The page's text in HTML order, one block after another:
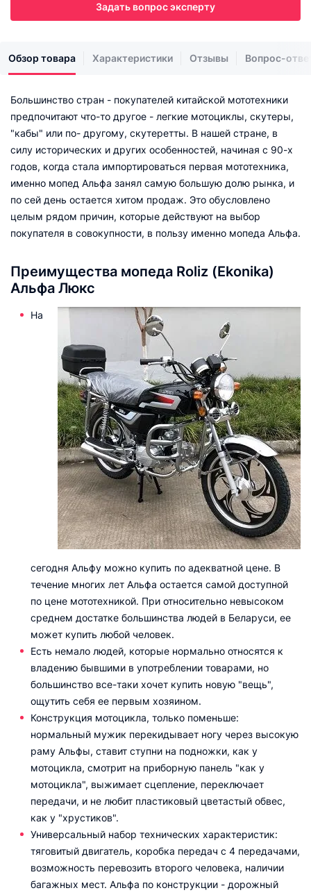
Задать вопрос эксперту
Обзор товара Характеристики Отзывы Вопрос-
Большинство стран - покупателей китайской мототехники
предпочитают что-то другое - легкие мотоциклы, скутеры,
"кабы" или по- другому, скутеретты. В нашей стране, в
силу исторических и других особенностей, начиная с 90-х
годов, когда стала импортироваться первая мототехника,
именно мопед Альфа занял самую большую долю рынка, и
по сей день остается хитом продаж. Это обусловлено
целым рядом причин, которые действуют на выбор
покупателя в совокупности, в пользу именно мопеда Альфа.
Преимущества мопеда Roliz (Ekonika)
Альфа Люкс
На
сегодня Альфу можно купить по адекватной цене. В
течение многих лет Альфа остается самой доступной
по цене мототехникой. При относительно невысоком
среднем достатке большинства людей в Беларуси, ее
может купить любой человек.
Есть немало людей, которые нормально относятся к
владению бывшими в употреблении товарами, но
большинство все-таки хочет купить новую "вещь",
ощутить себя ее первым хозяином.
Конструкция мотоцикла, только поменьше:
нормальный мужик перекидывает ногу через высокую
раму Альфы, ставит ступни на подножки, как у
мотоцикла, смотрит на приборную панель "как у
мотоцикла", выжимает сцепление, переключает
передачи, и не любит пластиковый цветастый обвес,
как у "хрустиков".
Универсальный набор технических характеристик:
тяговитый двигатель, коробка передач с 4 передачами,
возможность перевозить второго человека, наличии
багажных мест. Альфа по конструкции - дорожный